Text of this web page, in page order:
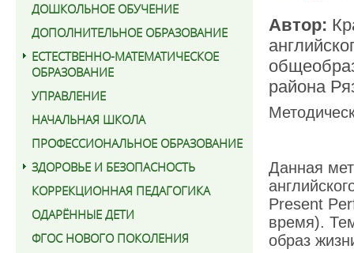
ДОШКОЛЬНОЕ ОБУЧЕНИЕ
ДОПОЛНИТЕЛЬНОЕ ОБРАЗОВАНИЕ
ЕСТЕСТВЕННО-МАТЕМАТИЧЕСКОЕ
ОБРАЗОВАНИЕ
УПРАВЛЕНИЕ
НАЧАЛЬНАЯ ШКОЛА
ПРОФЕССИОНАЛЬНОЕ ОБРАЗОВАНИЕ
ЗДОРОВЬЕ И БЕЗОПАСНОСТЬ
КОРРЕКЦИОННАЯ ПЕДАГОГИКА
ОДАРЁННЫЕ ДЕТИ
ФГОС НОВОГО ПОКОЛЕНИЯ
Автор:
района
Данная
Present
время).
образ